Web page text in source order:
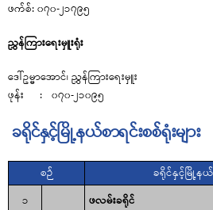
ဖက်စ်: ၀၇၀-၂၁၇၉၅
ညွှန်ကြားရေးမှူးရုံး
ဒေါ်ဥမ္မာအောင်၊ ညွှန်ကြားရေးမှူး
ဖုန်း : ၀၇၀-၂၁၀၉၅
ခရိုင်နှင့်မြို့နယ်စာရင်းစစ်ရုံးများ
စဉ်
ခရိုင်နှင့်မြို့နယ်
၁
ဖလမ်းခရိုင်